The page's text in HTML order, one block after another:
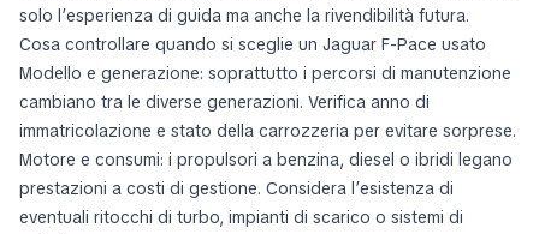
solo l’esperienza di guida ma anche la rivendibilità futura.
Cosa controllare quando si sceglie un Jaguar F-Pace usato
Modello e generazione: soprattutto i percorsi di manutenzione
cambiano tra le diverse generazioni. Verifica anno di
immatricolazione e stato della carrozzeria per evitare sorprese.
Motore e consumi: i propulsori a benzina, diesel o ibridi legano
prestazioni a costi di gestione. Considera l’esistenza di
eventuali ritocchi di turbo, impianti di scarico o sistemi di